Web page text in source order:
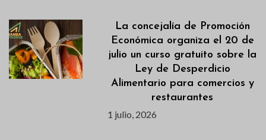
La concejalía de Promoción
Económica organiza el 20 de
julio un curso gratuito sobre la
Ley de Desperdicio
Alimentario para comercios y
restaurantes
1 julio, 2026